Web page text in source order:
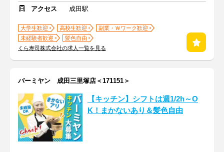
アクセス
成田駅
大学生歓迎 高校生歓迎
副業・Ｗワーク歓迎
未経験者歓迎
髪色自由
くら寿司株式会社の求人一覧を見る
バーミヤン 成田三里塚店＜171151＞
【キッチン】シフトは週1/2h～O
K！まかないあり＆髪色自由